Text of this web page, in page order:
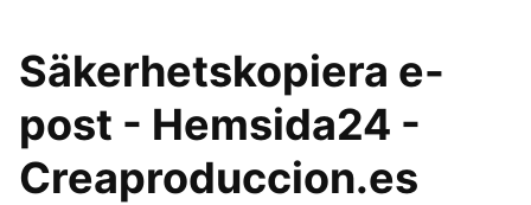
Säkerhetskopiera e-
post - Hemsida24 -
Creaproduccion.es